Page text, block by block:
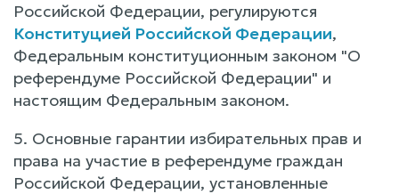
Российской Федерации, регулируются
Конституцией Российской Федерации,
Федеральным конституционным законом "О
референдуме Российской Федерации" и
настоящим Федеральным законом.
5. Основные гарантии избирательных прав и
права на участие в референдуме граждан
Российской Федерации, установленные